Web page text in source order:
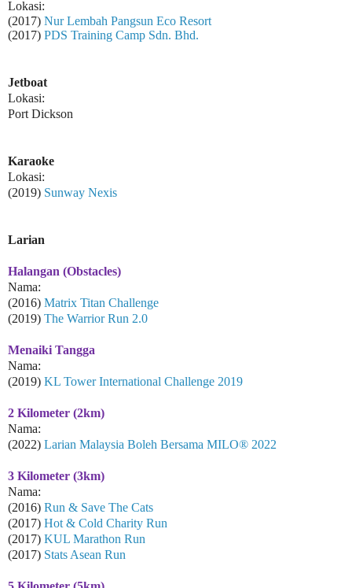
Lokasi:
(2017) Nur Lembah Pangsun Eco Resort
(2017) PDS Training Camp Sdn. Bhd.
Jetboat
Lokasi:
Port Dickson
Karaoke
Lokasi:
(2019) Sunway Nexis
Larian
Halangan (Obstacles)
Nama:
(2016) Matrix Titan Challenge
(2019) The Warrior Run 2.0
Menaiki Tangga
Nama:
(2019) KL Tower International Challenge 2019
2 Kilometer (2km)
Nama:
(2022) Larian Malaysia Boleh Bersama MILO® 2022
3 Kilometer (3km)
Nama:
(2016) Run & Save The Cats
(2017) Hot & Cold Charity Run
(2017) KUL Marathon Run
(2017) Stats Asean Run